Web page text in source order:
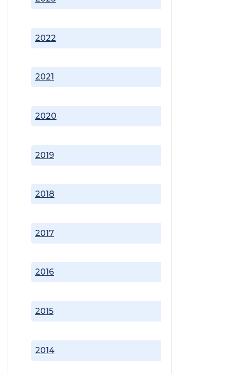
2014
2015
2016
2017
2018
2019
2020
2021
2022